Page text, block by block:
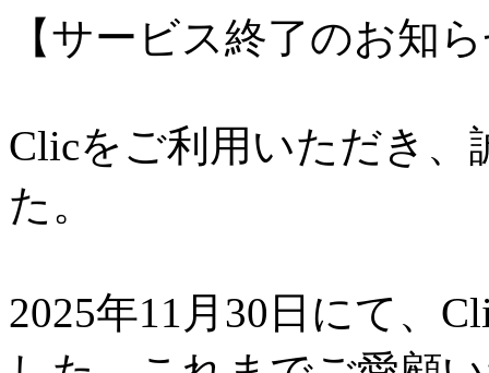
【サービス終了のお知
Clicをご利用いただき
た。
2025年11月30日にて、